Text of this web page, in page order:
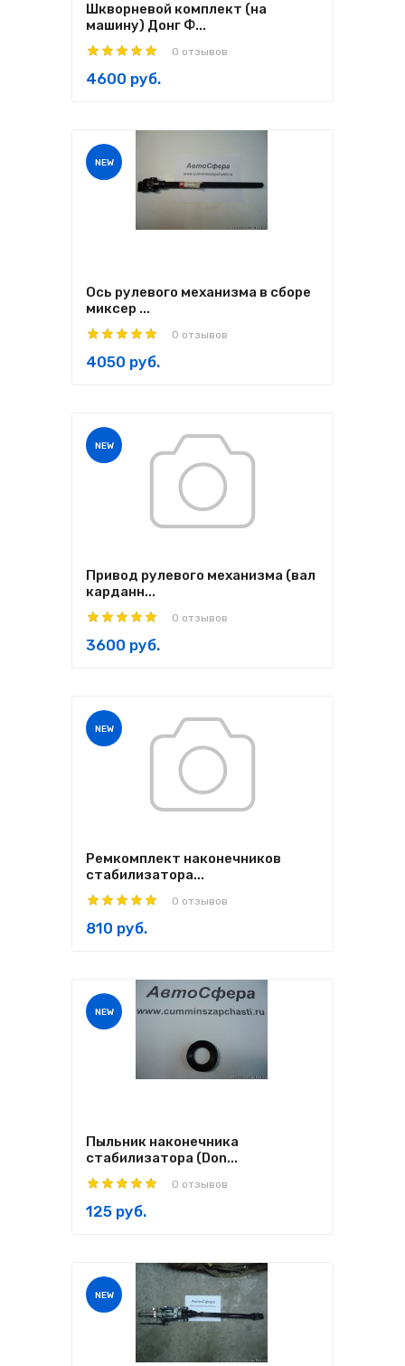
Шкворневой комплект (на
машину) Донг Ф...
0 отзывов
4600 руб.
NEW
Ось рулевого механизма в сборе
миксер ...
0 отзывов
4050 руб.
NEW
Привод рулевого механизма (вал
карданн...
0 отзывов
3600 руб.
NEW
Ремкомплект наконечников
стабилизатора...
0 отзывов
810 руб.
NEW
Пыльник наконечника
стабилизатора (Don...
0 отзывов
125 руб.
NEW